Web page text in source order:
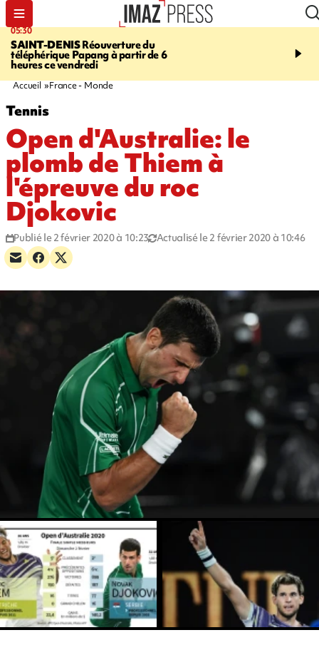
05:30
SAINT-DENISRéouverture du
téléphérique Papang à partir de 6
heures ce vendredi
07:00
Un vendredi
Accueil France - Monde
Tennis
Open d'Australie: le
plomb de Thiem à
l'épreuve du roc
Djokovic
Publié le 2 février 2020 à 10:23 Actualisé le 2 février 2020 à 10:46